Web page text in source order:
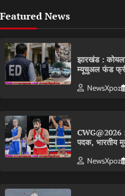
Featured News
झारखंड : कोयला
म्यूचुअल फंड
NewsXpoz
CWG@2026
पदक, भारतीय
NewsXpoz